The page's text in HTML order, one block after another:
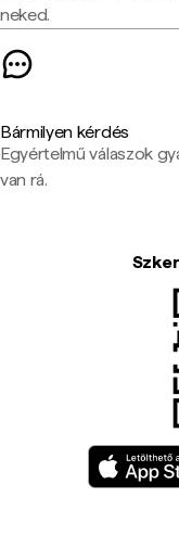
neked.
Bármilyen kérdés
Egyértelmű válaszok
van rá.